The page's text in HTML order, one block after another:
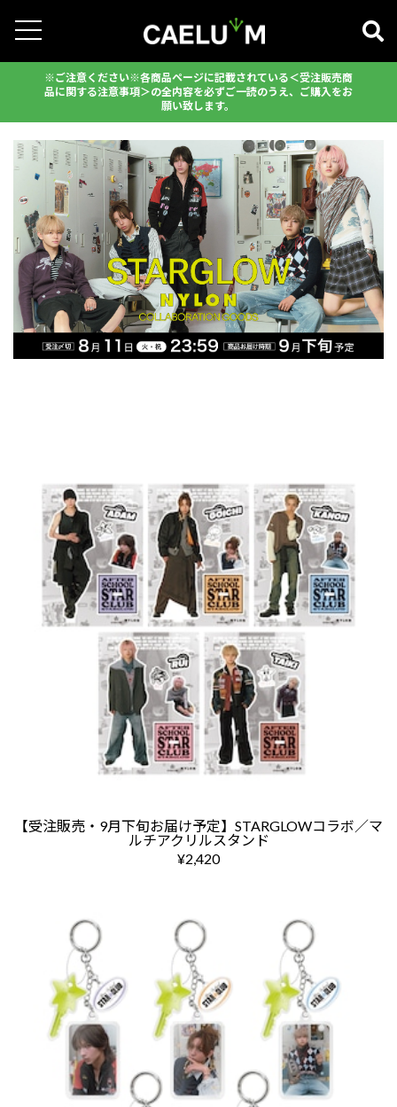
※ご注意ください※各商品ページに記載されている＜受注販売商
品に関する注意事項＞の全内容を必ずご一読のうえ、ご購入をお
願い致します。
【受注販売・9月下旬お届け予定】STARGLOWコラボ／マ
ルチアクリルスタンド
¥2,420